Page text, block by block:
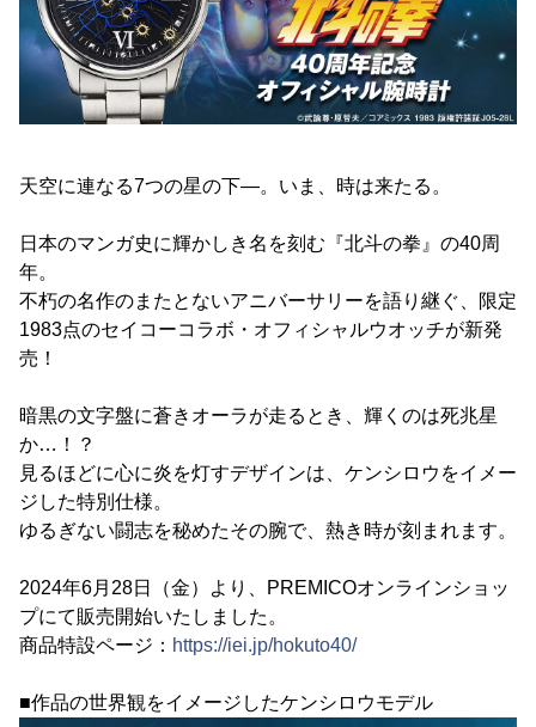
天空に連なる7つの星の下―。いま、時は来たる。
日本のマンガ史に輝かしき名を刻む『北斗の拳』の40周
年。
不朽の名作のまたとないアニバーサリーを語り継ぐ、限定
1983点のセイコーコラボ・オフィシャルウオッチが新発
売！
暗黒の文字盤に蒼きオーラが走るとき、輝くのは死兆星
か…！？
見るほどに心に炎を灯すデザインは、ケンシロウをイメー
ジした特別仕様。
ゆるぎない闘志を秘めたその腕で、熱き時が刻まれます。
2024年6月28日（金）より、PREMICOオンラインショッ
プにて販売開始いたしました。
商品特設ページ： https://iei.jp/hokuto40/
■作品の世界観をイメージしたケンシロウモデル